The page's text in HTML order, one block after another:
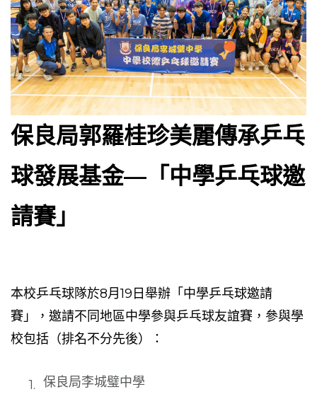
保良局郭羅桂珍美麗傳承乒乓
球發展基金—「中學乒乓球邀
請賽」
本校乒乓球隊於8月19日舉辦「中學乒乓球邀請
賽」，邀請不同地區中學參與乒乓球友誼賽，參與學
校包括（排名不分先後）：
保良局李城璧中學